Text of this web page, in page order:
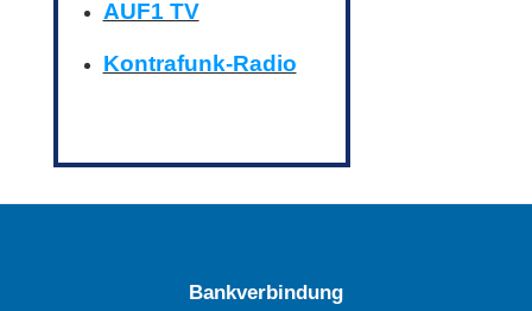
AUF1 TV
Kontrafunk-Radio
Bankverbindung